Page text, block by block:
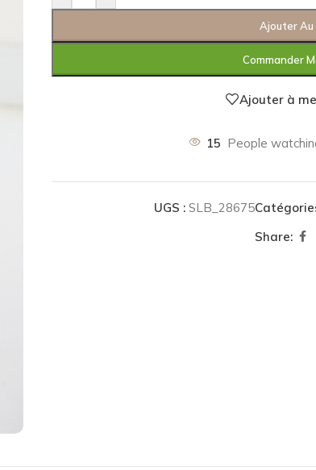
Ajouter Au
Commander
Ajouter à
15 People
UGS : SLB_28675
Share: